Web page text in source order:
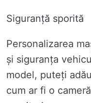
Siguranță sporită
Personalizarea
și siguranța
model, puteți
cum ar fi o